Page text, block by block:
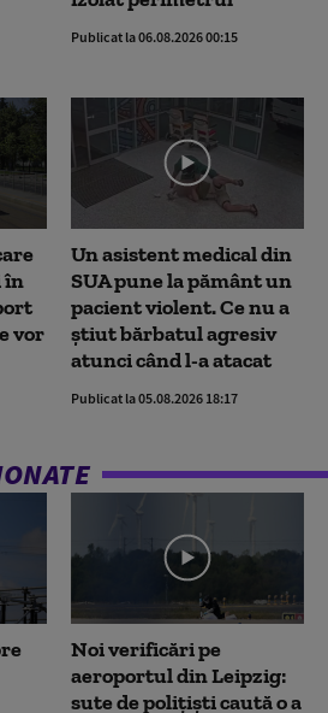
Publicat la 06.08.2026 00:15
în
vor
Un asistent medical din
SUA pune la pământ un
pacient violent. Ce nu a
știut bărbatul agresiv
atunci când l-a atacat
Publicat la 05.08.2026 18:17
Noi verificări pe
aeroportul din Leipzig:
sute de polițiști caută o a